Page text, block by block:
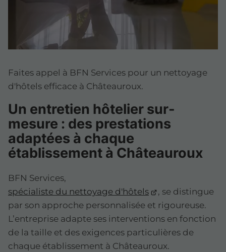
Faites appel à BFN Services pour un nettoyage
d'hôtels efficace à Châteauroux.
Un entretien hôtelier sur-
mesure : des prestations
adaptées à chaque
établissement à Châteauroux
BFN Services,
spécialiste du nettoyage d'hôtels
, se distingue
par son approche personnalisée et rigoureuse.
L’entreprise adapte ses interventions en fonction
de la taille et des exigences particulières de
chaque établissement à Châteauroux.